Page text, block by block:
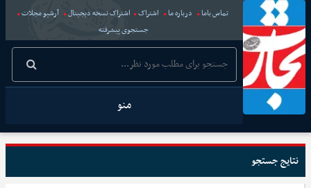
تماس باما درباره ما اشتراک اشتراک نسخه دیجیتال
آرشیو مجلات
جستجوی پیشرفته
منو
نتایج جستجو